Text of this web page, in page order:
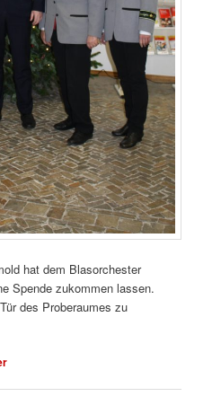
hat dem Blasorchester
Spende zukommen lassen.
des Proberaumes zu